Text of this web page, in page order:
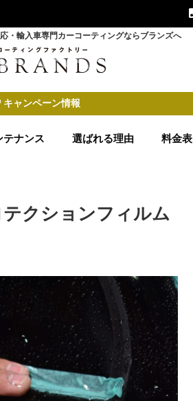
・輸入車専門カーコーティングならブランズへ
キャンペーン情報
テナンス 選ばれる理由 料金表
クションフィルム